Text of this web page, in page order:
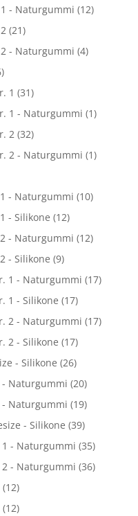
1 - Naturgummi (12)
(21)
2 - Naturgummi (4)
1 (31)
1 - Naturgummi (1)
2 (32)
2 - Naturgummi (1)
- Naturgummi (10)
- Silikone (12)
- Naturgummi (12)
- Silikone (9)
1 - Naturgummi (17)
1 - Silikone (17)
2 - Naturgummi (17)
2 - Silikone (17)
- Silikone (26)
- Naturgummi (20)
- Naturgummi (19)
- Silikone (39)
1 - Naturgummi (35)
2 - Naturgummi (36)
(12)
(12)